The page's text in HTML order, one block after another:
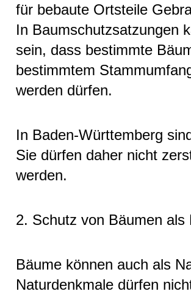
für bebaute Ortsteile
In Baumschutzsatzungen
sein, dass bestimmte
bestimmtem
werden dürfen.
In Baden-Württemberg
Sie dürfen daher nicht
werden.
2. Schutz von Bäumen als
Bäume können auch als
Naturdenkmale dürfen